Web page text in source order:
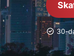
30-